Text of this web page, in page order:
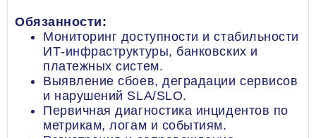
Обязанности:
Мониторинг доступности и стабильности
ИТ-инфраструктуры, банковских и
платежных систем.
Выявление сбоев, деградации сервисов
и нарушений SLA/SLO.
Первичная диагностика инцидентов по
метрикам, логам и событиям.